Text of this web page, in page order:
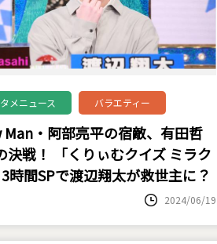
メニュース バラエティー
Man・阿部亮平の宿敵、有田哲
決戦！ 「くりぃむクイズ ミラク
時間SPで渡辺翔太が救世主に？
2024/06/19